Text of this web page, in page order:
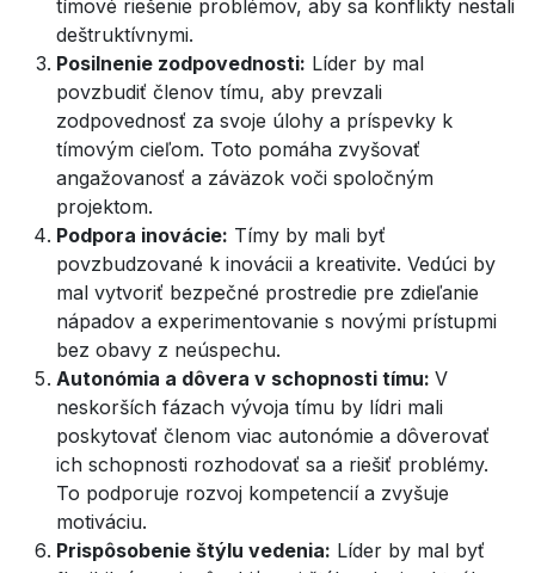
tímové riešenie problémov, aby sa konflikty nestali
deštruktívnymi.
Posilnenie zodpovednosti: Líder by mal
povzbudiť členov tímu, aby prevzali
zodpovednosť za svoje úlohy a príspevky k
tímovým cieľom. Toto pomáha zvyšovať
angažovanosť a záväzok voči spoločným
projektom.
Podpora inovácie: Tímy by mali byť
povzbudzované k inovácii a kreativite. Vedúci by
mal vytvoriť bezpečné prostredie pre zdieľanie
nápadov a experimentovanie s novými prístupmi
bez obavy z neúspechu.
Autonómia a dôvera v schopnosti tímu: V
neskorších fázach vývoja tímu by lídri mali
poskytovať členom viac autonómie a dôverovať
ich schopnosti rozhodovať sa a riešiť problémy.
To podporuje rozvoj kompetencií a zvyšuje
motiváciu.
Prispôsobenie štýlu vedenia: Líder by mal byť